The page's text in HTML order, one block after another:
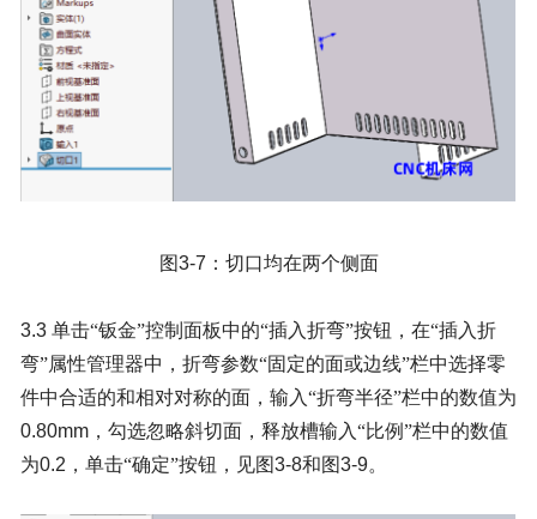
图3-7 ：切口均在两个侧面
3.3 单击“钣金”控制面板中的“插入折弯”按钮，在“插入折
弯”属性管理器中，折弯参数“固定的面或边线”栏中选择零
件中合适的和相对对称的面，输入“折弯半径”栏中的数值为
0.80mm，勾选忽略斜切面，释放槽输入“比例”栏中的数值
为0.2 ，单击“确定”按钮，见图3-8和图3-9。